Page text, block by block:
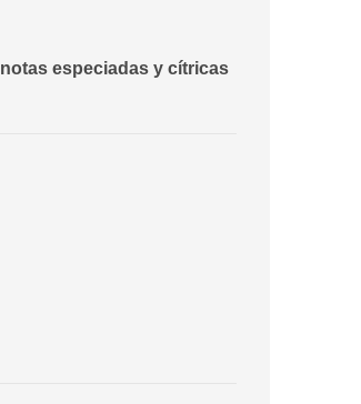
notas especiadas y cítricas